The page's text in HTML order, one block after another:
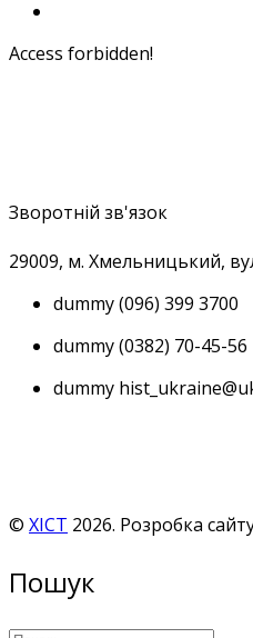
Access forbidden!
Зворотній зв'язок
29009, м. Хмельницький,
dummy(096) 399 3700
dummy(0382) 70-45-56
dummy
© ХІСТ 2026. Розробка
Пошук